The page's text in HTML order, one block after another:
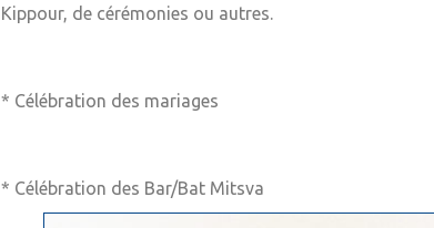
Kippour, de cérémonies ou autres.
* Célébration des mariages
* Célébration des Bar/Bat Mitsva